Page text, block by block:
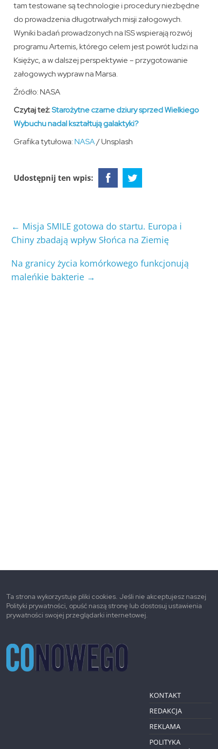
tam testowane są technologie i procedury niezbędne
do prowadzenia długotrwałych misji załogowych.
Wyniki badań prowadzonych na ISS wspierają rozwój
programu Artemis, którego celem jest powrót ludzi na
Księżyc, a w dalszej perspektywie – przygotowanie
załogowych wypraw na Marsa.
Źródło: NASA
Czytaj też:Starożytne czarne dziury sprzed Wielkiego
Wybuchu nadal kształtują galaktyki?
Grafika tytułowa:NASA/ Unsplash
Udostępnij ten wpis:
← Misja SMILE gotowa do startu. Europa i
Chiny zbadają wpływ Słońca na Ziemię
Na granicy życia komórkowego funkcjonują
maleńkie bakterie →
Ta strona wykorzystuje pliki cookies. Jeśli nie akceptujesz naszej
Polityki prywatności, opuść naszą stronę lub dostosuj ustawienia
prywatności swojej przeglądarki internetowej.
KONTAKT
REDAKCJA
REKLAMA
POLITYKA